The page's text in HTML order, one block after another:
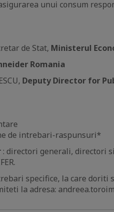
unui consum
de Stat, Ministerul
Romania
Deputy Director for
de intrebari-raspunsuri*
: directori generali, directori
specifice, la care
la adresa: